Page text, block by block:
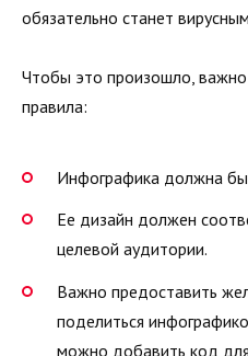
обязательно станет
Чтобы это произошло,
правила:
Инфографика должна
Ее дизайн должен
целевой аудитории.
Важно предоставить
поделиться
можно добавить код